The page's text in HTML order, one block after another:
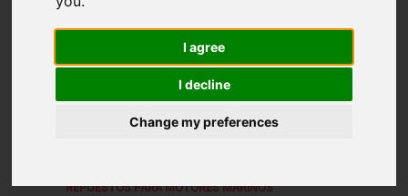
I agree
I decline
Change my preferences
01042026
REPUESTOS PARA MOTORES MARINOS